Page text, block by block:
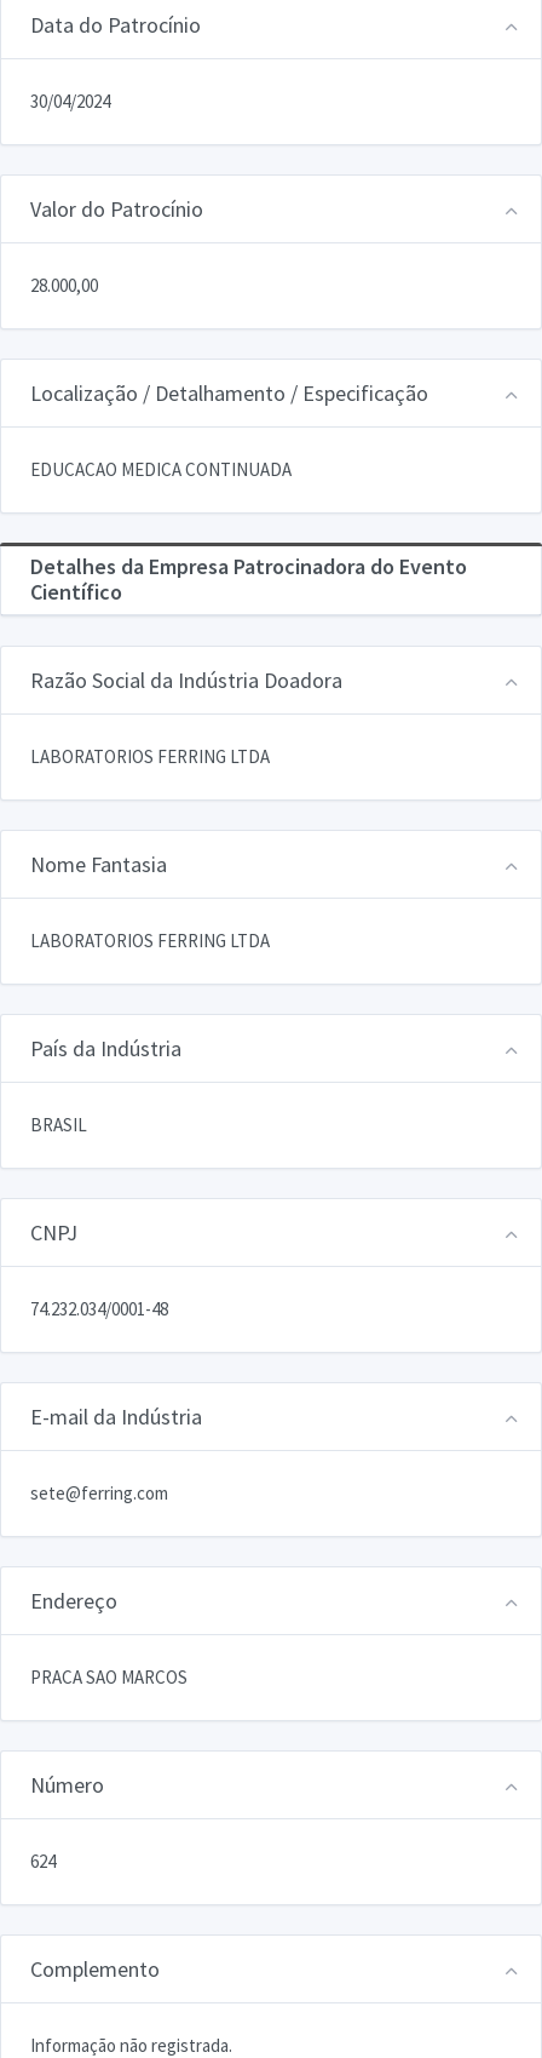
Data do Patrocínio
30/04/2024
Valor do Patrocínio
28.000,00
Localização / Detalhamento / Especificação
EDUCACAO MEDICA CONTINUADA
Detalhes da Empresa Patrocinadora do Evento
Científico
Razão Social da Indústria Doadora
LABORATORIOS FERRING LTDA
Nome Fantasia
LABORATORIOS FERRING LTDA
País da Indústria
BRASIL
CNPJ
74.232.034/0001-48
E-mail da Indústria
sete@ferring.com
Endereço
PRACA SAO MARCOS
Número
624
Complemento
Informação não registrada.